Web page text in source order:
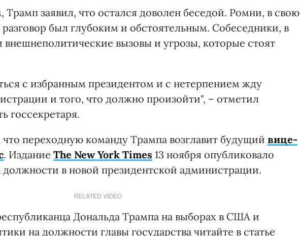
заявил, что остался доволен беседой. Ромни, в свою
разговор был глубоким и обстоятельным. Собеседники, в
внешнеполитические вызовы и угрозы, которые стоят
с избранным президентом и с нетерпением жду
и того, что должно произойти", – отметил
госсекретаря.
что переходную команду Трампа возглавит будущий вице-
. Издание The New York Times 13 ноября опубликовало
должности в новой президентской администрации.
RELATED VIDEO
Дональда Трампа на выборах в США и
на должности главы государства читайте в статье